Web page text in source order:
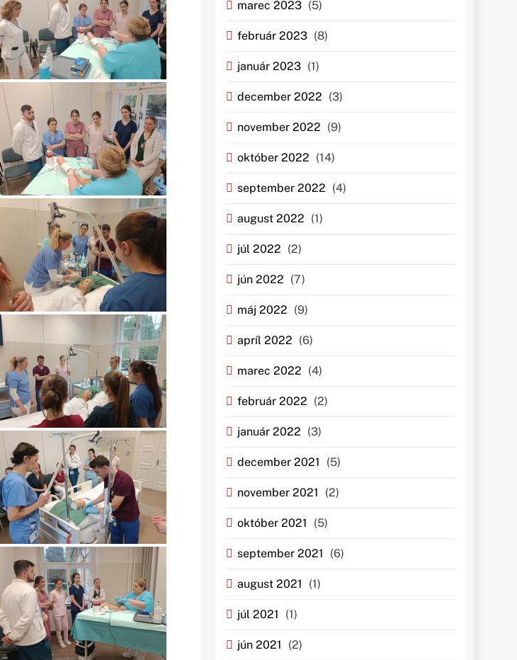
marec 2023 (5)
február 2023 (8)
január 2023 (1)
december 2022 (3)
november 2022 (9)
október 2022 (14)
september 2022 (4)
august 2022 (1)
júl 2022 (2)
jún 2022 (7)
máj 2022 (9)
apríl 2022 (6)
marec 2022 (4)
február 2022 (2)
január 2022 (3)
december 2021 (5)
november 2021 (2)
október 2021 (5)
september 2021 (6)
august 2021 (1)
júl 2021 (1)
jún 2021 (2)